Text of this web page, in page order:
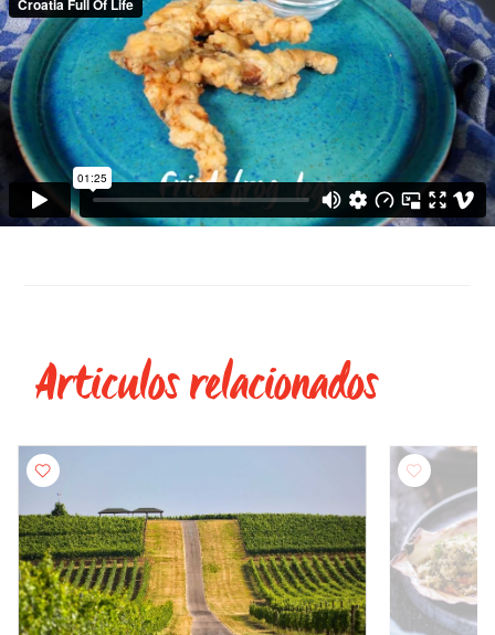
Articulos relacionados